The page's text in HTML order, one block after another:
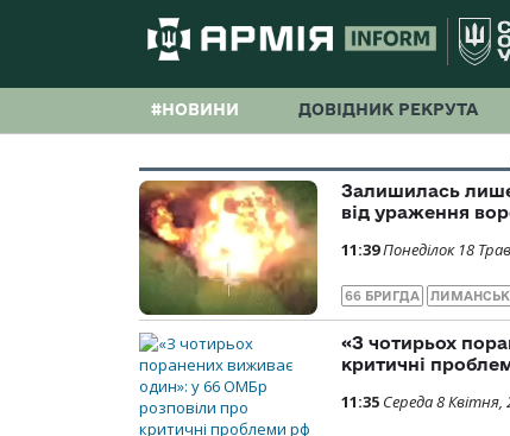
#НОВИНИ ДОВІДНИК РЕКРУТА
Залишилась
від ураження
11:39Понеділок 18
66 БРИГДА
«З чотирьох
критичні
11:35 Середа 8 Квітня,